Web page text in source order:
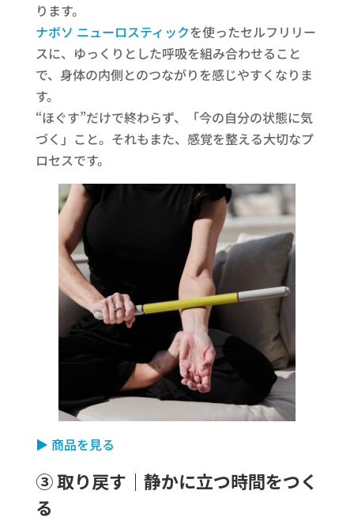
ります。
ナボソ ニューロスティックを使ったセルフリリー
スに、ゆっくりとした呼吸を組み合わせること
で、身体の内側とのつながりを感じやすくなりま
す。
“ほぐす”だけで終わらず、「今の自分の状態に気
づく」こと。それもまた、感覚を整える大切なプ
ロセスです。
▶ 商品を見る
③ 取り戻す｜静かに立つ時間をつく
る